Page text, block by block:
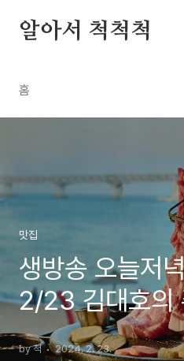
알아서 척척척
홈
맛집
생방송 오늘저
2/23 김대호의
안 숙성 돼지고
by 척 2024. 2. 23.